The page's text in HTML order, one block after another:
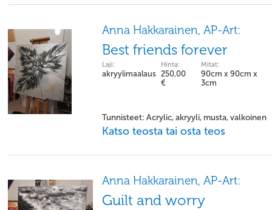
Anna Hakkarainen, AP-Art:
Best friends forever
Laji:
akryylimaalaus
Hinta:
250,00
€
Mitat:
90cm x 90cm x
3cm
Tunnisteet: Acrylic, akryyli, musta, valkoinen
Katso teosta tai osta teos
Anna Hakkarainen, AP-Art:
Guilt and worry